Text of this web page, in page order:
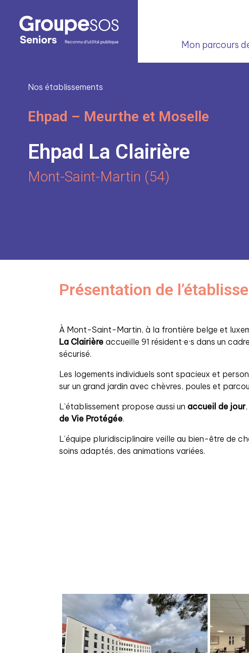
Mon parcours
Nos établissements
Ehpad – Meurthe et Moselle
Ehpad La Clairière
Mont-Saint-Martin (54)
Présentation de
À Mont-Saint-Martin, à la frontière belge et
La Clairière accueille 91 résident·e·s dans un
sécurisé.
Les logements individuels sont spacieux et
sur un grand jardin avec chèvres, poules et
L’établissement propose aussi un accueil de jour
de Vie Protégée.
L’équipe pluridisciplinaire veille au bien-être de
soins adaptés, des animations variées.